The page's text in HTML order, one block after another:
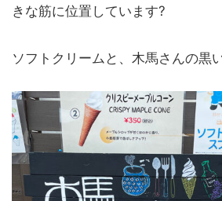
きな筋に位置しています?
ソフトクリームと、木馬さんの黒